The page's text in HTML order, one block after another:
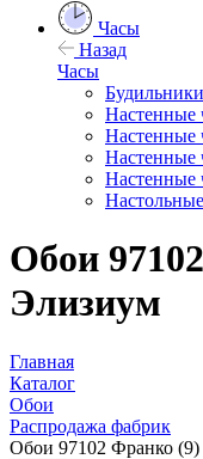
Часы
Назад
Часы
Будильники
Настенные
Настенные
Настенные
Настенные
Обои
Элизиум
Главная
Каталог
Обои
Распродажа фабрик
Обои 97102 Франко